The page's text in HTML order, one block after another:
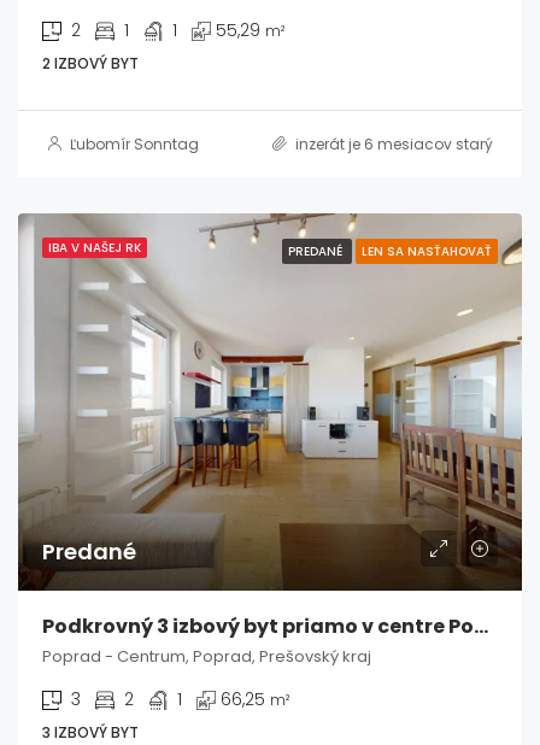
2 1 1 55,29 m²
2 IZBOVÝ BYT
Ľubomír Sonntag inzerát je 6 mesiacov starý
IBA V NAŠEJ RK PREDANÉ LEN SA NASŤAHOVAŤ
Predané
Podkrovný 3 izbový byt priamo v centre Popradu s výhľadom na Tatry
Poprad - Centrum, Poprad, Prešovský kraj
3 2 1 66,25 m²
3 IZBOVÝ BYT